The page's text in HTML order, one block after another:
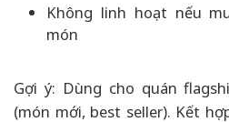
Không linh hoạt nếu
món
Gợi ý: Dùng cho quán
(món mới, best seller). Kết